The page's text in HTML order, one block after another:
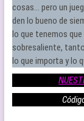
cosas… pero un
den lo bueno de
lo que tenemos
sobresaliente,
lo que importa y lo